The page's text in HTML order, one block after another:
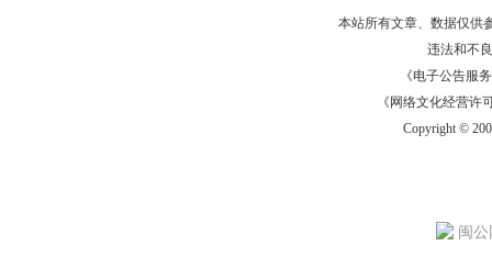
本站所有文章、数据仅供
违法和不
《电子公告服务
《网络文化经营许
Copyright ©
闽公